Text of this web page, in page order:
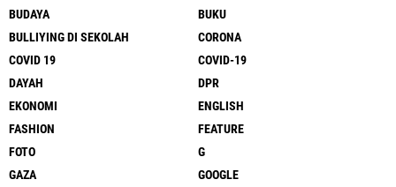
BUDAYA
BUKU
BULLIYING DI SEKOLAH
CORONA
COVID 19
COVID-19
DAYAH
DPR
EKONOMI
ENGLISH
FASHION
FEATURE
FOTO
G
GAZA
GOOGLE